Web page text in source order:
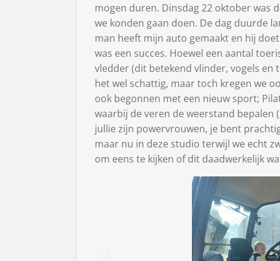
mogen duren. Dinsdag 22 oktober was
we konden gaan doen. De dag duurde
man heeft mijn auto gemaakt en hij
was een succes. Hoewel een aantal
vledder (dit betekend vlinder, vogels en
het wel schattig, maar toch kregen we
ook begonnen met een nieuw sport;
waarbij de veren de weerstand bepalen
jullie zijn powervrouwen, je bent
maar nu in deze studio terwijl we echt
om eens te kijken of dit daadwerkelijk